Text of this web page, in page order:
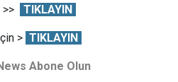
TIKLAYIN
> TIKLAYIN
Abone Olun